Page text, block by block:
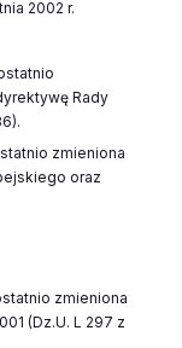
2002 r.
Rady
).
zmieniona
oraz
zmieniona
(Dz.U. L 297 z